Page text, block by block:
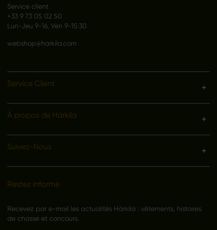
Service client
+33 9 73 05 02 50
Lun-Jeu 9-16, Ven 9-15:30
webshop@harkila.com
Service Client
À propos de Härkila
Suivez-Nous
Restez informé
Recevez par e-mail les actualités Härkila : vêtements, histoires
de chasse et concours.